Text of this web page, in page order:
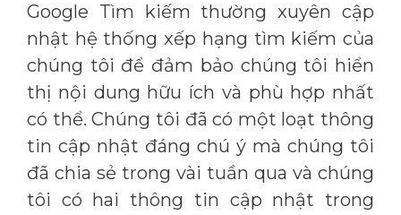
Google Tìm kiếm thường xuyên cập
nhật hệ thống xếp hạng tìm kiếm của
chúng tôi để đảm bảo chúng tôi hiển
thị nội dung hữu ích và phù hợp nhất
có thể. Chúng tôi đã có một loạt thông
tin cập nhật đáng chú ý mà chúng tôi
đã chia sẻ trong vài tuần qua và chúng
tôi có hai thông tin cập nhật trong